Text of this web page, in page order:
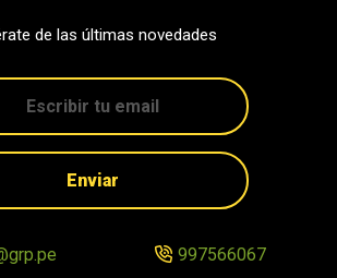
de las últimas novedades
Enviar
997566067